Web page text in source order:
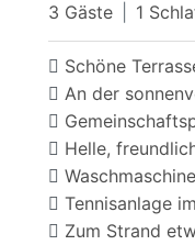
3 Gäste 1
Schöne
An der
Helle,
Tennisanlage
Zum Strand